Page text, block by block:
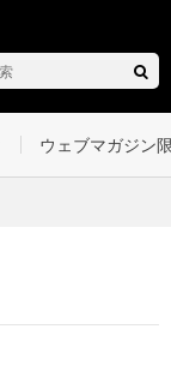
ウェブマガジン